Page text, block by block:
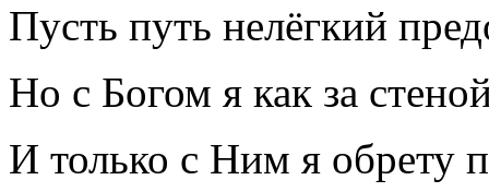
Пусть путь нелёгкий
Но с Богом я как за
И только с Ним я обрету